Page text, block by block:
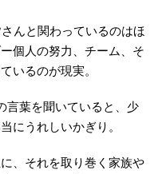
んと関わっているのはほ
個人の努力、チーム、そ
いるのが現実。
言葉を聞いていると、少
にうれしいかぎり。
、それを取り巻く家族や